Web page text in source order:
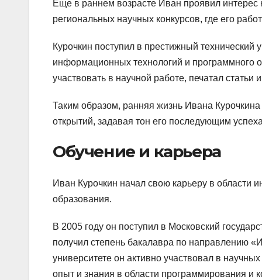
Еще в раннем возрасте Иван проявил интерес
региональных научных конкурсов, где его
Курочкин поступил в престижный технический
информационных технологий и программного
участвовать в научной работе, печатал
Таким образом, ранняя жизнь Ивана
открытий, задавая тон его последующим
Обучение и карьера
Иван Курочкин начал свою карьеру в области
образования.
В 2005 году он поступил в Московский
получил степень бакалавра по направлению
университете он активно участвовал в
опыт и знания в области программирования и